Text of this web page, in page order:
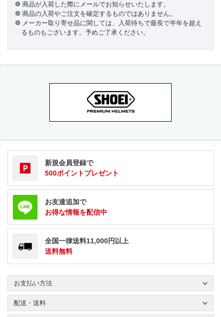
商品が入荷した際にメールでお知らせいたします。
商品の入荷やご注文を確定するものではありません。
メーカー取り寄せ品に関しては、入荷待ちで最長で半年を超え
るものもございます。予めご了承ください。
新規会員登録で
500ポイントプレゼント
お友達追加で
お得な情報を配信中
全国一律送料11,000円以上
送料無料
お支払い方法
配送・送料